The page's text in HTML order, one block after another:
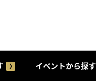
イベントから探す